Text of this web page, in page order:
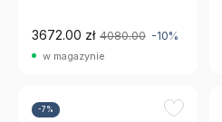
3672.00 zł 4080.00 -10%
w magazynie
-7%